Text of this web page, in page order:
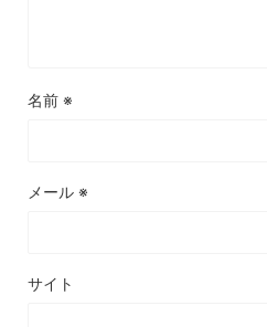
名前 ※
メール ※
サイト